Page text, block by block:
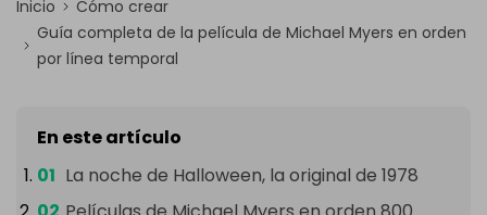
Inicio
Cómo crear
Guía completa de la película de Michael Myers en orden
por línea temporal
En este artículo
La noche de Halloween, la original de 1978